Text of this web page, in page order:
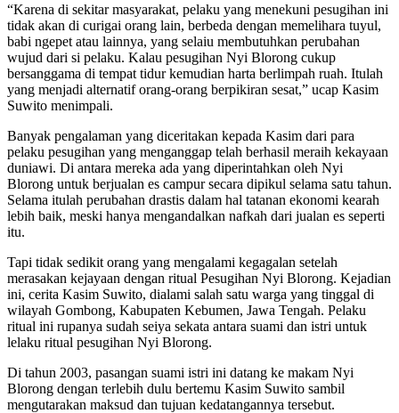
“Karena di sekitar masyarakat, pelaku yang menekuni pesugihan ini
tidak akan di curigai orang lain, berbeda dengan memelihara tuyul,
babi ngepet atau lainnya, yang selaiu membutuhkan perubahan
wujud dari si pelaku. Kalau pesugihan Nyi Blorong cukup
bersanggama di tempat tidur kemudian harta berlimpah ruah. Itulah
yang menjadi alternatif orang-orang berpikiran sesat,” ucap Kasim
Suwito menimpali.
Banyak pengalaman yang diceritakan kepada Kasim dari para
pelaku pesugihan yang menganggap telah berhasil meraih kekayaan
duniawi. Di antara mereka ada yang diperintahkan oleh Nyi
Blorong untuk berjualan es campur secara dipikul selama satu tahun.
Selama itulah perubahan drastis dalam hal tatanan ekonomi kearah
lebih baik, meski hanya mengandalkan nafkah dari jualan es seperti
itu.
Tapi tidak sedikit orang yang mengalami kegagalan setelah
merasakan kejayaan dengan ritual Pesugihan Nyi Blorong. Kejadian
ini, cerita Kasim Suwito, dialami salah satu warga yang tinggal di
wilayah Gombong, Kabupaten Kebumen, Jawa Tengah. Pelaku
ritual ini rupanya sudah seiya sekata antara suami dan istri untuk
lelaku ritual pesugihan Nyi Blorong.
Di tahun 2003, pasangan suami istri ini datang ke makam Nyi
Blorong dengan terlebih dulu bertemu Kasim Suwito sambil
mengutarakan maksud dan tujuan kedatangannya tersebut.